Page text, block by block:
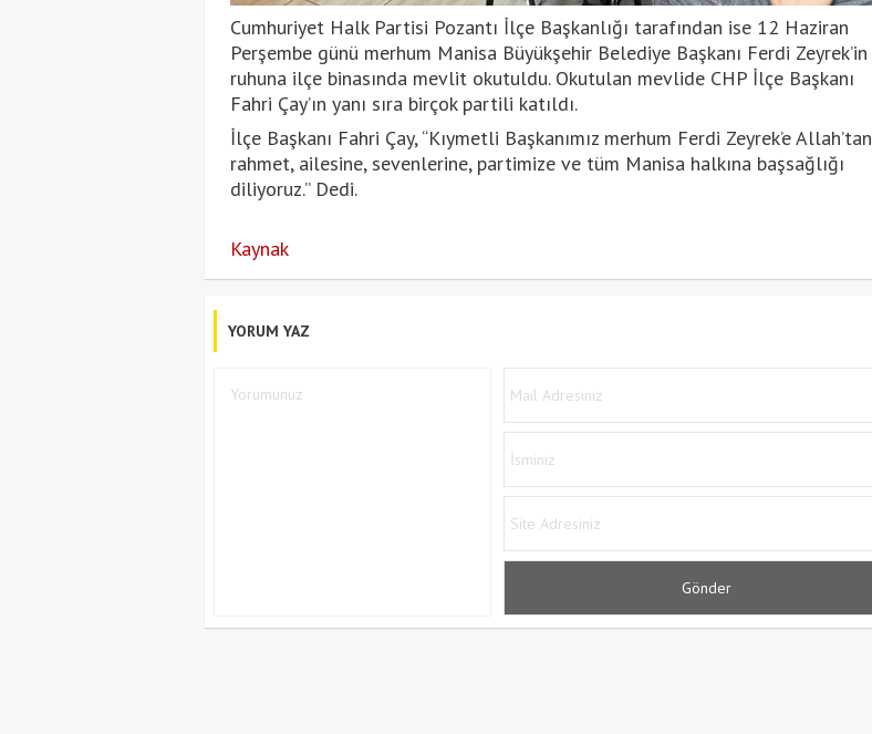
Cumhuriyet Halk Partisi Pozantı İlçe Başkanlığı tarafından ise 12 Haziran
Perşembe günü merhum Manisa Büyükşehir Belediye Başkanı Ferdi Zeyrek’in
ruhuna ilçe binasında mevlit okutuldu. Okutulan mevlide CHP İlçe Başkanı
Fahri Çay’ın yanı sıra birçok partili katıldı.
İlçe Başkanı Fahri Çay, “Kıymetli Başkanımız merhum Ferdi Zeyrek’e Allah’tan
rahmet, ailesine, sevenlerine, partimize ve tüm Manisa halkına başsağlığı
diliyoruz.” Dedi.
Kaynak
YORUM YAZ
1 2